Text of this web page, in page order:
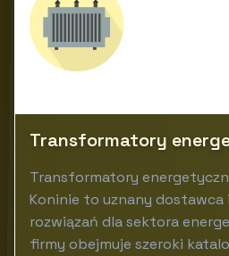
Transformatory
Transformatory
Koninie to uznany
rozwiązań dla sektora
firmy obejmuje szeroki